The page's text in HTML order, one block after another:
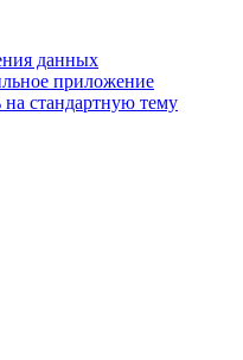
данных
приложение
стандартную тему